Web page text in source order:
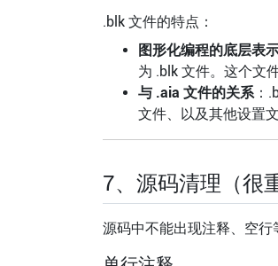
.blk 文件的特点：
图形化编程的底层表
为 .blk 文件。这个文
与 .aia 文件的关系：
文件、以及其他设置文
7、源码清理（很
源码中不能出现注释、空行